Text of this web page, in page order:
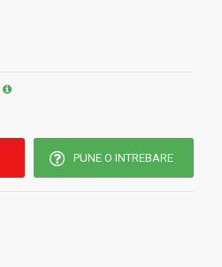
PUNE O INTREBARE